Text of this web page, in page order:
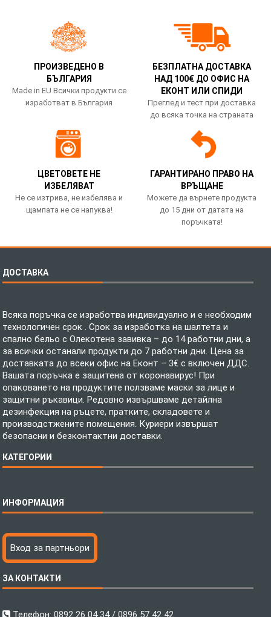
ПРОИЗВЕДЕНО В
БЪЛГАРИЯ
Made in EU Всички продукти се
изработват в България
БЕЗПЛАТНА ДОСТАВКА
НАД 100€ ДО ОФИС НА
ЕКОНТ ИЛИ СПИДИ
Преглед и тест при доставка
до всяка точка на страната
ЦВЕТОВЕТЕ НЕ
ИЗБЕЛЯВАТ
Не се изтрива, не избелява и
щампата не се напуква!
ГАРАНТИРАНО ПРАВО НА
ВРЪЩАНЕ
Можете да върнете продукта
до 15 дни от датата на
поръчката!
ДОСТАВКА
Всяка поръчка се изработва индивидуално и е необходим
технологичен срок . Срок за изработка на шалтета и
спално бельо с Олекотена завивка – до 14 работни дни, а
за всички останали продукти до 7 работни дни. Цена за
доставката до всеки офис на Еконт – 3€ с включен ДДС.
Вашата поръчка е защитена от коронавирус! При
опаковането на продуктите ползваме маски за лице и
защитни ръкавици. Редовно извършваме детайлна
дезинфекция на ръцете, пратките, складовете и
производстжените помещения. Куриери извършат
безопасни и безконтактни доставки.
КАТЕГОРИИ
Бебешки спални комплекти
Тениски с пълноцветен печат
Хавлиени кърпи
Пончо за водни спортове
Микрофибърни Велурени Кърпи
ИНФОРМАЦИЯ
Технология на печатане
Файлове за печат
Как да поръчам?
С какво сме различни?
Вход за партньори
ЗА КОНТАКТИ
Телефон:0892 26 04 34 / 0896 57 42 42